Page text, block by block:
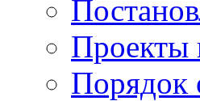
Проекты
Порядок